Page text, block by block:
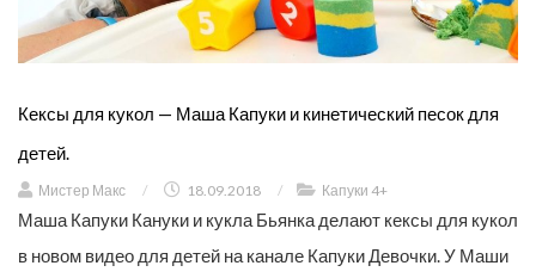
Кексы для кукол — Маша Капуки и кинетический песок для
детей.
Мистер Макс / 18.09.2018 / Капуки 4+
Маша Капуки Кануки и кукла Бьянка делают кексы для кукол
в новом видео для детей на канале Капуки Девочки. У Маши